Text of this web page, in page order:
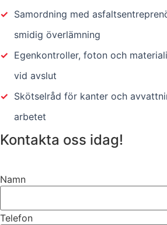
✓ Samordning med
smidig överlämning
✓ Egenkontroller, foton och
vid avslut
✓ Skötselråd för kanter och
arbetet
Kontakta oss idag!
Namn
Telefon